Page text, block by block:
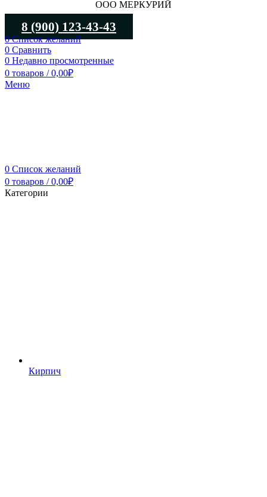
ООО МЕРКУРИЙ
8 (900) 123-43-43
0Список желаний
0 Сравнить
0 Недавно просмотренные
0 товаров / 0,00₽
Меню
0 Список желаний
0 товаров / 0,00₽
Категории
Кирпич